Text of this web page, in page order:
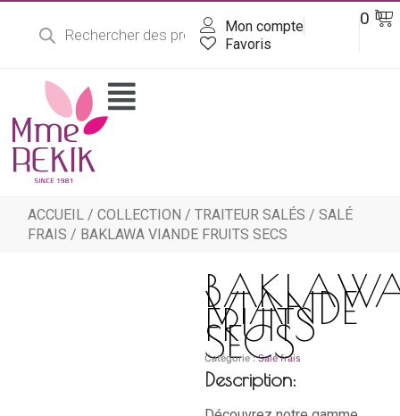
Recherche
produits
Mon compte
Favoris
0 DT
Flyout
Menu
ACCUEIL /COLLECTION /TRAITEUR SALÉS /SALÉ
FRAIS / BAKLAWA VIANDE FRUITS SECS
VIANDE
FRUITS
SECS
Catégorie :Salé frais
Description: